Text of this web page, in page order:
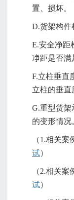
置、损坏。
D.货架构件
E.安全净距
净距是否满
F.立柱垂直
立柱的垂直
G.重型货架
的变形情况
（1.相关案
试）
（2.相关案
试）